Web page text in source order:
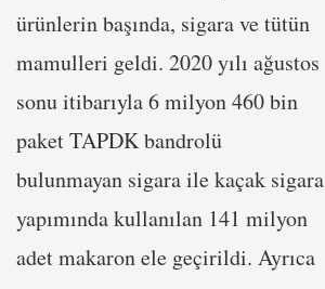
ürünlerin başında, sigara ve tütün
mamulleri geldi. 2020 yılı ağustos
sonu itibarıyla 6 milyon 460 bin
paket TAPDK bandrolü
bulunmayan sigara ile kaçak sigara
yapımında kullanılan 141 milyon
adet makaron ele geçirildi. Ayrıca